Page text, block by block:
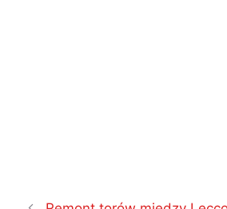
Nawigacja